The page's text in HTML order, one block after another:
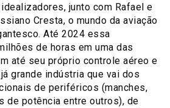
junto com Rafael e
Cresta, o mundo da aviação
Até 2024 essa
de horas em uma das
até seu próprio controle aéreo e
grande indústria que vai dos
de periféricos (manches,
de potência entre outros), de